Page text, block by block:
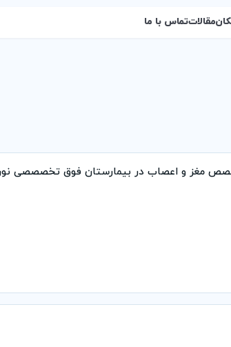
مقالاتتماس با ما
مغز و اعصاب در بیمارستان فوق تخصصصی